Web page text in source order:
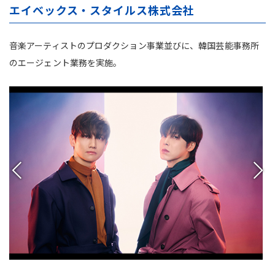
エイベックス・スタイルス株式会社
音楽アーティストのプロダクション事業並びに、韓国芸能事務所
のエージェント業務を実施。